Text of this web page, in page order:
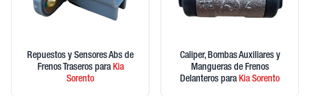
Repuestos y Sensores Abs de
Frenos Traseros paraKia
Sorento
Caliper, Bombas Auxiliares y
Mangueras de Frenos
Delanteros paraKiaSorento